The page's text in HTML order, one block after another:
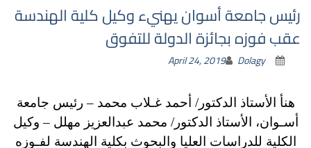
رئيس جامعة أسوان يهنيء وكيل كلية الهندسة
عقب فوزه بجائزة الدولة للتفوق
April 24, 2019 Dolagy
هنأ الأستاذ الدكتور/ أحمد غـلاب محمد – رئيس جامعة
أسـوان، الأستاذ الدكتور/ محمد عبدالعزيز مهلل – وكيل
الكلية للدراسات العليا والبحوث بكلية الهندسة لفـوزه